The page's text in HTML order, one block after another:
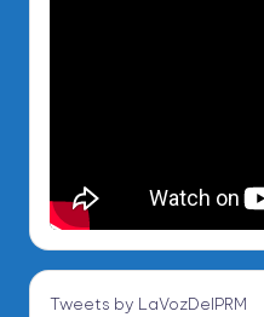
Tweets by LaVozDelPRM